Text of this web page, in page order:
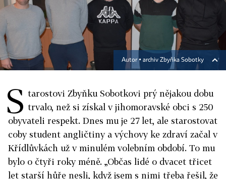
Autor ▪ archiv Zbyňka Sobotky
S tarostovi Zbyňku Sobotkovi prý nějakou dobu
trvalo, než si získal v jihomoravské obci s 250
obyvateli respekt. Dnes mu je 27 let, ale starostovat
coby student angličtiny a výchovy ke zdraví začal v
Křídlůvkách už v minulém volebním období. To mu
bylo o čtyři roky méně. „Občas lidé o dvacet třicet
let starší hůře nesli, když jsem s nimi třeba řešil, že